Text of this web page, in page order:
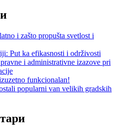
i zašto propušta svetlost i
Put ka efikasnosti i održivosti
i administrativne izazove pri
funkcionalan!
popularni van velikih gradskih